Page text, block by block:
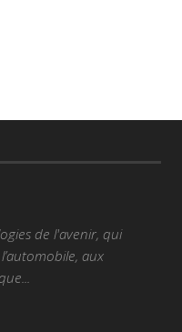
de l'avenir, qui
aux